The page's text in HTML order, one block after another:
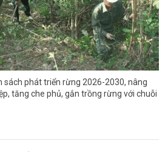
sách phát triển rừng 2026-2030, nâng
tăng che phủ, gắn trồng rừng với chuỗi